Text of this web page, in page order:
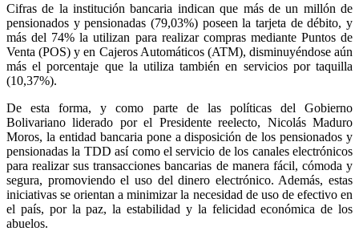
Cifras de la institución bancaria indican que más de un millón de
pensionados y pensionadas (79,03%) poseen la tarjeta de débito, y
más del 74% la utilizan para realizar compras mediante Puntos de
Venta (POS) y en Cajeros Automáticos (ATM), disminuyéndose aún
más el porcentaje que la utiliza también en servicios por taquilla
(10,37%).
De esta forma, y como parte de las políticas del Gobierno
Bolivariano liderado por el Presidente reelecto, Nicolás Maduro
Moros, la entidad bancaria pone a disposición de los pensionados y
pensionadas la TDD así como el servicio de los canales electrónicos
para realizar sus transacciones bancarias de manera fácil, cómoda y
segura, promoviendo el uso del dinero electrónico. Además, estas
iniciativas se orientan a minimizar la necesidad de uso de efectivo en
el país, por la paz, la estabilidad y la felicidad económica de los
abuelos.